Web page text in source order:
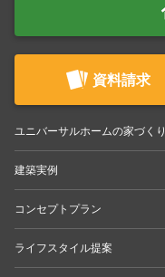
資料請求
ユニバーサルホームの家づくり
建築実例
コンセプトプラン
ライフスタイル提案